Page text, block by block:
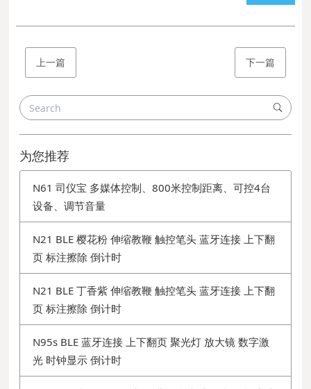
上一篇 下一篇
为您推荐
N61 司仪宝 多媒体控制、800米控制距离、可控4台
设备、调节音量
N21 BLE 樱花粉 伸缩教鞭 触控笔头 蓝牙连接 上下翻
页 标注擦除 倒计时
N21 BLE 丁香紫 伸缩教鞭 触控笔头 蓝牙连接 上下翻
页 标注擦除 倒计时
N95s BLE 蓝牙连接 上下翻页 聚光灯 放大镜 数字激
光 时钟显示 倒计时